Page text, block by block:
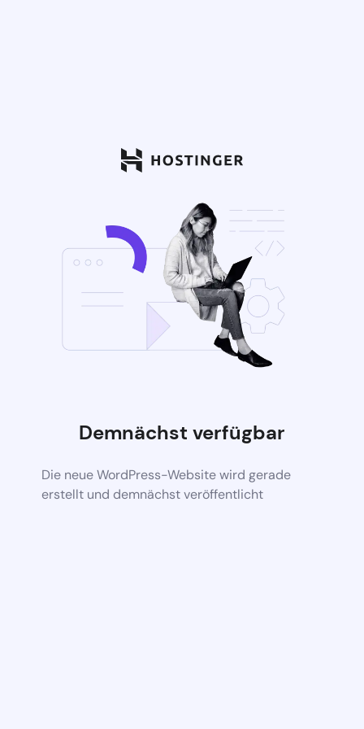
Demnächst verfügbar
Die neue WordPress-Website wird gerade
erstellt und demnächst veröffentlicht